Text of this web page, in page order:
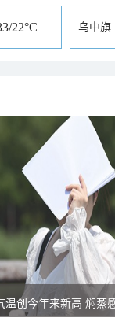
22°C 乌中旗
温创今年来新高 焖蒸